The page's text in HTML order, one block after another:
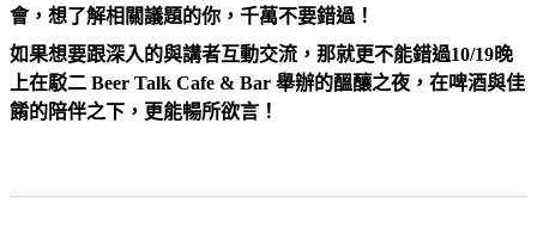
會，想了解相關議題的你，千萬不要錯過！
如果想要跟深入的與講者互動交流，那就更不能錯過10/19晚
上在駁二 Beer Talk Cafe & Bar 舉辦的醞釀之夜，在啤酒與佳
餚的陪伴之下，更能暢所欲言！